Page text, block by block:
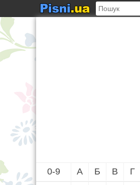
0-9 А Б В Г